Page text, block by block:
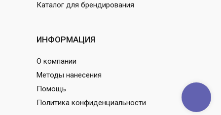
Каталог для брендирования
ИНФОРМАЦИЯ
О компании
Методы нанесения
Помощь
Политика конфиденциальности